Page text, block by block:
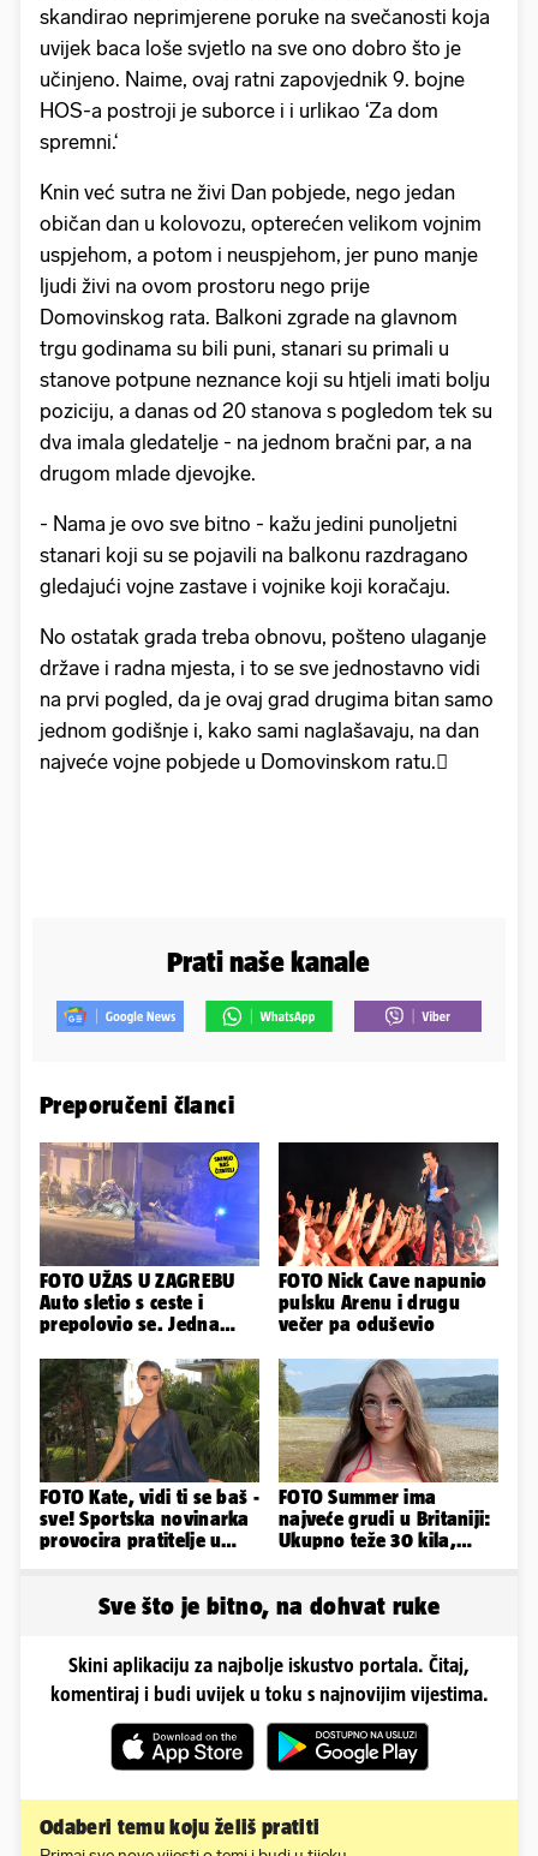
skandirao neprimjerene poruke na svečanosti koja
uvijek baca loše svjetlo na sve ono dobro što je
učinjeno. Naime, ovaj ratni zapovjednik 9. bojne
HOS-a postroji je suborce i i urlikao ‘Za dom
spremni.‘
Knin već sutra ne živi Dan pobjede, nego jedan
običan dan u kolovozu, opterećen velikom vojnim
uspjehom, a potom i neuspjehom, jer puno manje
ljudi živi na ovom prostoru nego prije
Domovinskog rata. Balkoni zgrade na glavnom
trgu godinama su bili puni, stanari su primali u
stanove potpune neznance koji su htjeli imati bolju
poziciju, a danas od 20 stanova s pogledom tek su
dva imala gledatelje - na jednom bračni par, a na
drugom mlade djevojke.
- Nama je ovo sve bitno - kažu jedini punoljetni
stanari koji su se pojavili na balkonu razdragano
gledajući vojne zastave i vojnike koji koračaju.
No ostatak grada treba obnovu, pošteno ulaganje
države i radna mjesta, i to se sve jednostavno vidi
na prvi pogled, da je ovaj grad drugima bitan samo
jednom godišnje i, kako sami naglašavaju, na dan
najveće vojne pobjede u Domovinskom ratu.
Prati naše kanale
Preporučeni članci
FOTO UŽAS U ZAGREBU
Auto sletio s ceste i
prepolovio se. Jedna
FOTO Nick Cave napunio
pulsku Arenu i drugu
večer pa oduševio
FOTO Kate, vidi ti se baš -
sve! Sportska novinarka
provocira pratitelje u
FOTO Summer ima
najveće grudi u Britaniji:
Ukupno teže 30 kila,
Sve što je bitno, na dohvat ruke
Skini aplikaciju za najbolje iskustvo portala. Čitaj,
komentiraj i budi uvijek u toku s najnovijim vijestima.
Odaberi temu koju želiš pratiti